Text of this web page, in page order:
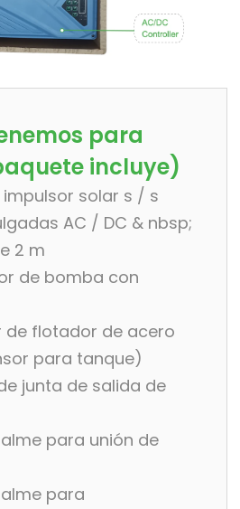
para
incluye)
impulsor solar s / s
AC / DC & nbsp;
2 m
de bomba con
de flotador de acero
para tanque)
junta de salida de
para unión de
para